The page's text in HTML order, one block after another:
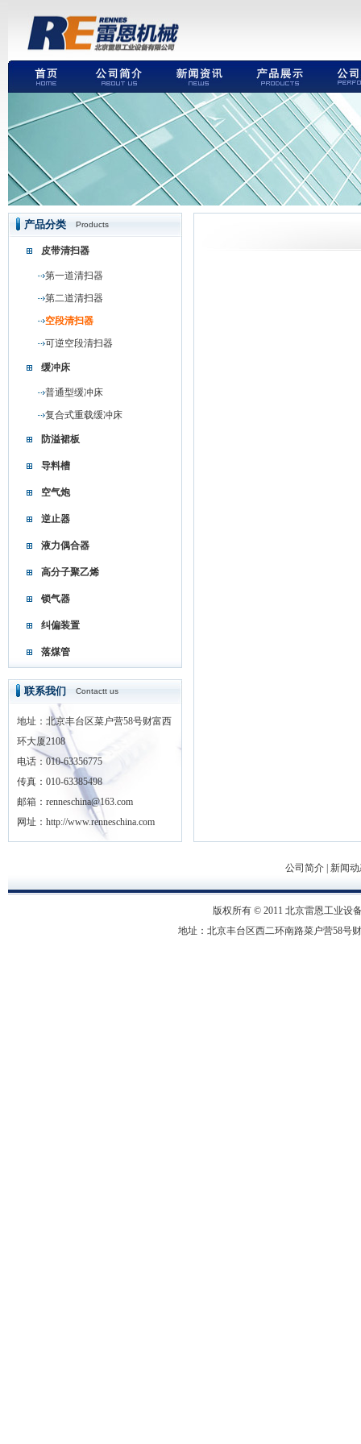
产品分类 Products
皮带清扫器
第一道清扫器
第二道清扫器
空段清扫器
可逆空段清扫器
缓冲床
普通型缓冲床
复合式重载缓冲床
防溢裙板
导料槽
空气炮
逆止器
液力偶合器
高分子聚乙烯
锁气器
纠偏装置
落煤管
联系我们 Contactt us
地址：北京丰台区菜户营58号财富西
环大厦2108
电话：010-63356775
传真：010-63385498
邮箱：renneschina@163.com
网址：http://www.renneschina.com
公司简介 新闻
版权所有 © 2011 北京雷恩工业设
地址：北京丰台区西二环南路菜户营58号